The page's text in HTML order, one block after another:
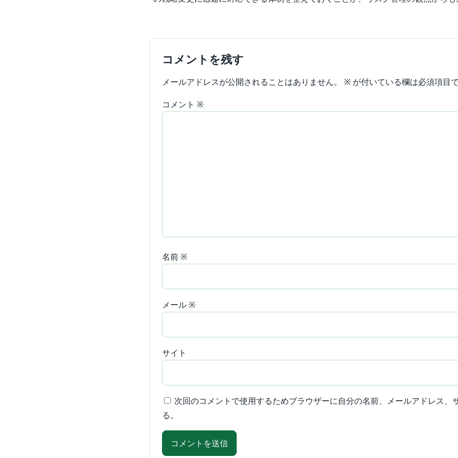
コメントを残す
メールアドレスが公開されることはありません。 ※ が付いている欄は必須項目
コメント ※
名前 ※
メール ※
サイト
次回のコメントで使用するためブラウザーに自分の名前、メールアドレス、
る。